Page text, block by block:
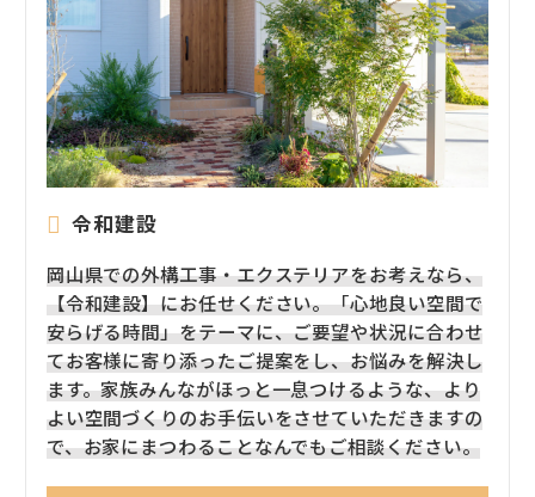
令和建設
岡山県での外構工事・エクステリアをお考えなら、
【令和建設】にお任せください。「心地良い空間で
安らげる時間」をテーマに、ご要望や状況に合わせ
てお客様に寄り添ったご提案をし、お悩みを解決し
ます。家族みんながほっと一息つけるような、より
よい空間づくりのお手伝いをさせていただきますの
で、お家にまつわることなんでもご相談ください。